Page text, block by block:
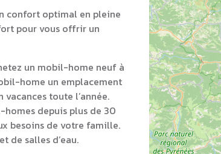
confort optimal en pleine
pour vous offrir un
un mobil-home neuf à
home un emplacement
toute l’année.
depuis plus de 30
besoins de votre famille.
de salles d’eau.